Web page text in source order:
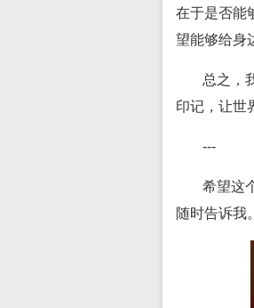
在于是否能
望能够给身
总之，
印记，让世
---
希望这
随时告诉我。